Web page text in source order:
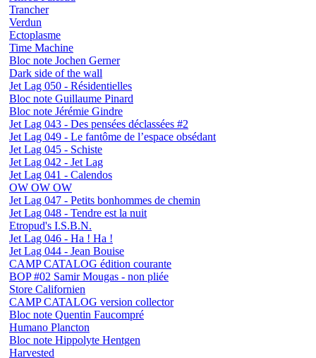
Trancher
Verdun
Ectoplasme
Time Machine
Bloc note Jochen Gerner
Dark side of the wall
Jet Lag 050 - Résidentielles
Bloc note Guillaume Pinard
Bloc note Jérémie Gindre
Jet Lag 043 - Des pensées déclassées #2
Jet Lag 049 - Le fantôme de l’espace obsédant
Jet Lag 045 - Schiste
Jet Lag 042 - Jet Lag
Jet Lag 041 - Calendos
OW OW OW
Jet Lag 047 - Petits bonhommes de chemin
Jet Lag 048 - Tendre est la nuit
Etropud's I.S.B.N.
Jet Lag 046 - Ha ! Ha !
Jet Lag 044 - Jean Bouise
CAMP CATALOG édition courante
BOP #02 Samir Mougas - non pliée
Store Californien
CAMP CATALOG version collector
Bloc note Quentin Faucompré
Humano Plancton
Bloc note Hippolyte Hentgen
Harvested